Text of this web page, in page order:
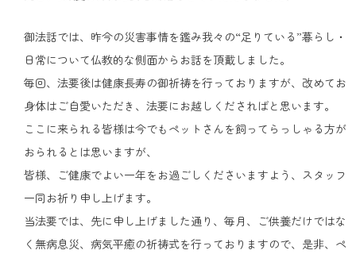
御法話では、昨今の災害事情を鑑み我々の“足りている”暮らし・
日常について仏教的な側面からお話を頂戴しました。
毎回、法要後は健康長寿の御祈祷を行っておりますが、改めてお
身体はご自愛いただき、法要にお越しくださればと思います。
ここに来られる皆様は今でもペットさんを飼ってらっしゃる方が
おられるとは思いますが、
皆様、ご健康でよい一年をお過ごしくださいますよう、スタッフ
一同お祈り申し上げます。
当法要では、先に申し上げました通り、毎月、ご供養だけではな
く無病息災、病気平癒の祈祷式を行っておりますので、是非、ペ